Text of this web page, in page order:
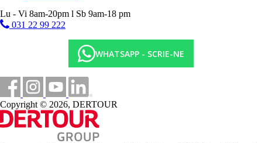
Lu - Vi 8am-20pm l Sb 9am-18 pm
031 22 99 222
WHATSAPP - SCRIE-NE
Copyright © 2026, DERTOUR